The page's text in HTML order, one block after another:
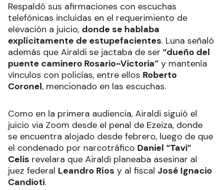
Respaldó sus afirmaciones con escuchas
telefónicas incluidas en el requerimiento de
elevación a juicio, donde se hablaba
explícitamente de estupefacientes. Luna señaló
además que Airaldi se jactaba de ser “dueño del
puente caminero Rosario-Victoria” y mantenía
vínculos con policías, entre ellos Roberto
Coronel, mencionado en las escuchas.
Como en la primera audiencia, Airaldi siguió el
juicio via Zoom desde el penal de Ezeiza, donde
se encuentra alojado desde febrero, luego de que
el condenado por narcotráfico Daniel “Tavi”
Celis revelara que Airaldi planeaba asesinar al
juez federal Leandro Ríos y al fiscal José Ignacio
Candioti.